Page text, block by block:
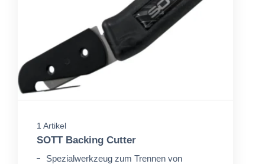
1 Artikel
SOTT Backing Cutter
Spezialwerkzeug zum Trennen von